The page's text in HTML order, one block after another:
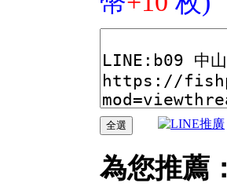
為您推薦：